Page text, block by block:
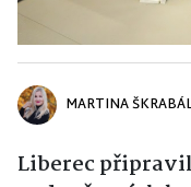
MARTINA
Liberec